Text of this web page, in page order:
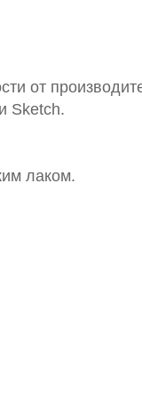
от
Sketch.
лаком.